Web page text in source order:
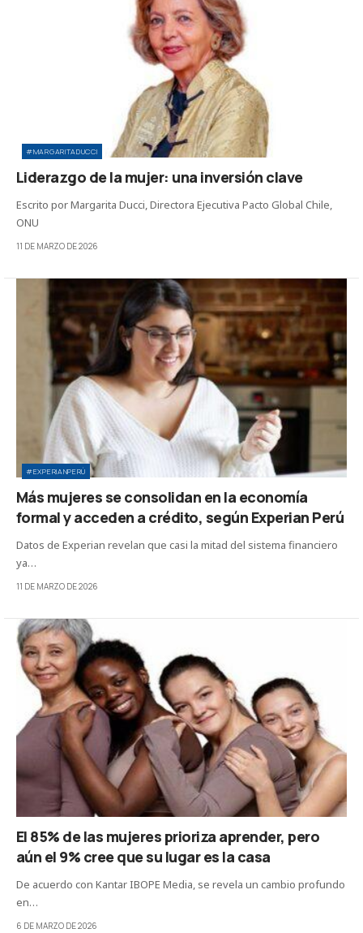
#MARGARITADUCCI
Liderazgo de la mujer: una inversión clave
Escrito por Margarita Ducci, Directora Ejecutiva Pacto Global Chile,
ONU
11 DE MARZO DE 2026
#EXPERIANPERÚ
Más mujeres se consolidan en la economía
formal y acceden a crédito, según Experian Perú
Datos de Experian revelan que casi la mitad del sistema financiero
ya…
11 DE MARZO DE 2026
El 85% de las mujeres prioriza aprender, pero
aún el 9% cree que su lugar es la casa
De acuerdo con Kantar IBOPE Media, se revela un cambio profundo
en…
6 DE MARZO DE 2026